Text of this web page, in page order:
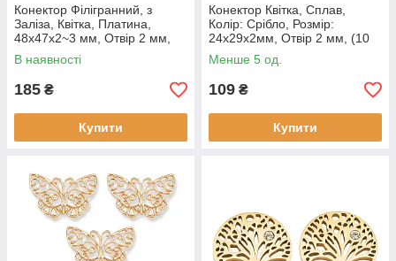
Конектор Філігранний, з
Заліза, Квітка, Платина,
48x47x2~3 мм, Отвір 2 мм,
(20 шт)
В наявності
185 ₴
Купити
Конектор Квітка, Сплав,
Колір: Срібло, Розмір:
24х29х2мм, Отвір 2 мм, (10
шт)
Менше 5 од.
109 ₴
Купити